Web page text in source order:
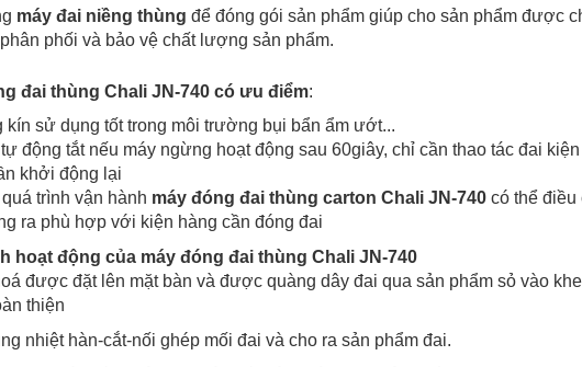
máy đai niềng thùng để đóng gói sản phẩm giúp cho sản phẩm được
phối và bảo vệ chất lượng sản phẩm.
đai thùng Chali JN-740 có ưu điểm:
kín sử dụng tốt trong môi trường bụi bẩn ẩm ướt...
động tắt nếu máy ngừng hoạt động sau 60giây, chỉ cần thao tác đai
khởi động lại
trình vận hành máy đóng đai thùng carton Chali JN-740 có thể
ra phù hợp với kiện hàng cần đóng đai
hoạt động của máy đóng đai thùng Chali JN-740
được đặt lên mặt bàn và được quàng dây đai qua sản phẩm sỏ vào
thiện
nhiệt hàn-cắt-nối ghép mối đai và cho ra sản phẩm đai.